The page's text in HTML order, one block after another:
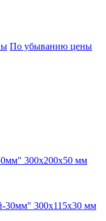
По убыванию цены
300х200х50 мм